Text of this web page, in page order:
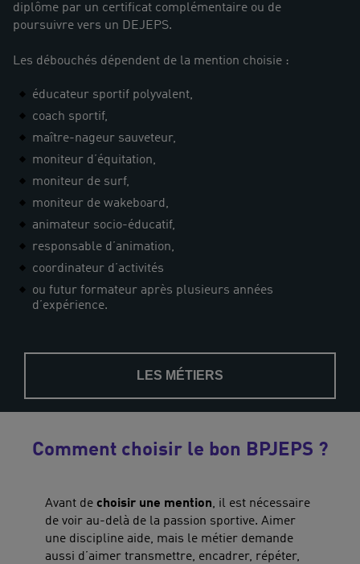
diplôme par un certificat complémentaire ou de
poursuivre vers un DEJEPS.
Les débouchés dépendent de la mention choisie :
éducateur sportif polyvalent,
coach sportif,
maître-nageur sauveteur,
moniteur d’équitation,
moniteur de surf,
moniteur de wakeboard,
animateur socio-éducatif,
responsable d’animation,
coordinateur d’activités
ou futur formateur après plusieurs années
d’expérience.
LES MÉTIERS
Comment choisir le bon BPJEPS ?
Avant de choisir une mention, il est nécessaire
de voir au-delà de la passion sportive. Aimer
une discipline aide, mais le métier demande
aussi d’aimer transmettre, encadrer, répéter,